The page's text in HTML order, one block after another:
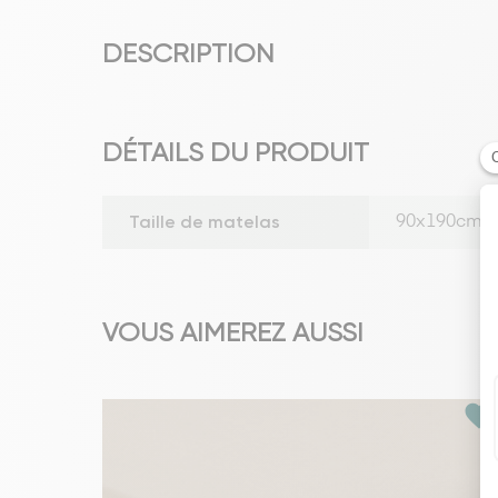
DESCRIPTION
DÉTAILS DU PRODUIT
Taille de matelas 90x190cm
VOUS AIMEREZ AUSSI
favorite